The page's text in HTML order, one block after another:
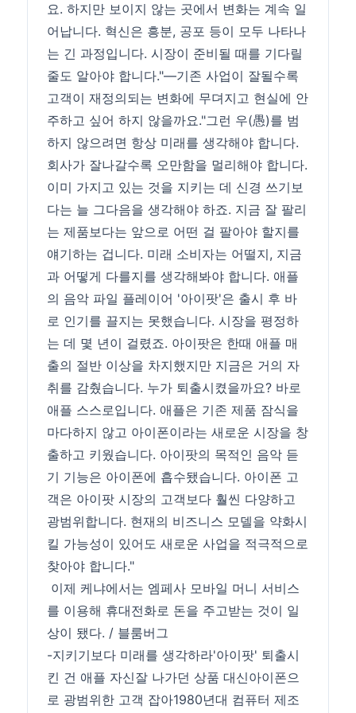
요. 하지만 보이지 않는 곳에서 변화는 계속 일
어납니다. 혁신은 흥분, 공포 등이 모두 나타나
는 긴 과정입니다. 시장이 준비될 때를 기다릴
줄도 알아야 합니다."―기존 사업이 잘될수록
고객이 재정의되는 변화에 무뎌지고 현실에 안
주하고 싶어 하지 않을까요."그런 우(愚)를 범
하지 않으려면 항상 미래를 생각해야 합니다.
회사가 잘나갈수록 오만함을 멀리해야 합니다.
이미 가지고 있는 것을 지키는 데 신경 쓰기보
다는 늘 그다음을 생각해야 하죠. 지금 잘 팔리
는 제품보다는 앞으로 어떤 걸 팔아야 할지를
얘기하는 겁니다. 미래 소비자는 어떨지, 지금
과 어떻게 다를지를 생각해봐야 합니다. 애플
의 음악 파일 플레이어 '아이팟'은 출시 후 바
로 인기를 끌지는 못했습니다. 시장을 평정하
는 데 몇 년이 걸렸죠. 아이팟은 한때 애플 매
출의 절반 이상을 차지했지만 지금은 거의 자
취를 감췄습니다. 누가 퇴출시켰을까요? 바로
애플 스스로입니다. 애플은 기존 제품 잠식을
마다하지 않고 아이폰이라는 새로운 시장을 창
출하고 키웠습니다. 아이팟의 목적인 음악 듣
기 기능은 아이폰에 흡수됐습니다. 아이폰 고
객은 아이팟 시장의 고객보다 훨씬 다양하고
광범위합니다. 현재의 비즈니스 모델을 약화시
킬 가능성이 있어도 새로운 사업을 적극적으로
찾아야 합니다."
이제 케냐에서는 엠페사 모바일 머니 서비스
를 이용해 휴대전화로 돈을 주고받는 것이 일
상이 됐다. / 블룸버그
-지키기보다 미래를 생각하라'아이팟' 퇴출시
킨 건 애플 자신잘 나가던 상품 대신아이폰으
로 광범위한 고객 잡아1980년대 컴퓨터 제조